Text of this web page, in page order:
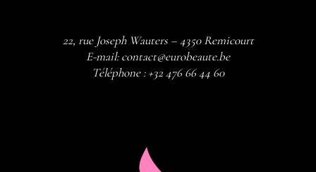
22, rue Joseph Wauters – 4350 Remicourt
E-mail:contact@eurobeaute.be
Téléphone :+32 476 66 44 60